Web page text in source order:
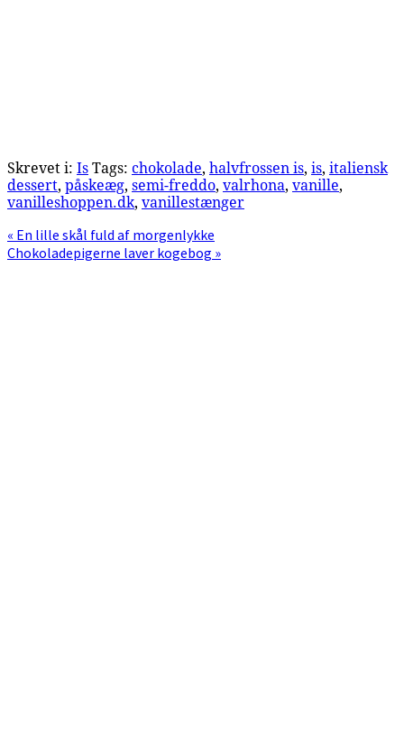
Skrevet i: Is Tags: chokolade, halvfrossen is, is, italiensk
dessert, påskeæg, semi-freddo, valrhona, vanille,
vanilleshoppen.dk, vanillestænger
Previous
Post:
« En lille skål fuld af morgenlykke
Next
Chokoladepigerne laver kogebog »